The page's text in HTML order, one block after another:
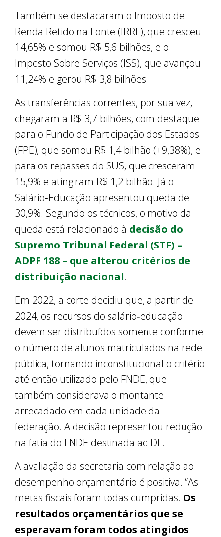
Também se destacaram o Imposto de
Renda Retido na Fonte (IRRF), que cresceu
14,65% e somou R$ 5,6 bilhões, e o
Imposto Sobre Serviços (ISS), que avançou
11,24% e gerou R$ 3,8 bilhões.
As transferências correntes, por sua vez,
chegaram a R$ 3,7 bilhões, com destaque
para o Fundo de Participação dos Estados
(FPE), que somou R$ 1,4 bilhão (+9,38%), e
para os repasses do SUS, que cresceram
15,9% e atingiram R$ 1,2 bilhão. Já o
Salário‑Educação apresentou queda de
30,9%. Segundo os técnicos, o motivo da
queda está relacionado à decisão do
Supremo Tribunal Federal (STF) –
ADPF 188 – que alterou critérios de
distribuição nacional.
Em 2022, a corte decidiu que, a partir de
2024, os recursos do salário‑educação
devem ser distribuídos somente conforme
o número de alunos matriculados na rede
pública, tornando inconstitucional o critério
até então utilizado pelo FNDE, que
também considerava o montante
arrecadado em cada unidade da
federação. A decisão representou redução
na fatia do FNDE destinada ao DF.
A avaliação da secretaria com relação ao
desempenho orçamentário é positiva. “As
metas fiscais foram todas cumpridas. Os
resultados orçamentários que se
esperavam foram todos atingidos.